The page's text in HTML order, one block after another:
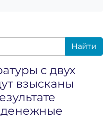
Найти
с двух
взысканы